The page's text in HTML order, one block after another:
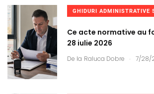
GHIDURI ADMINISTRATIVE
Ce acte normative au
28 iulie 2026
De la Raluca Dobre . 7/28/